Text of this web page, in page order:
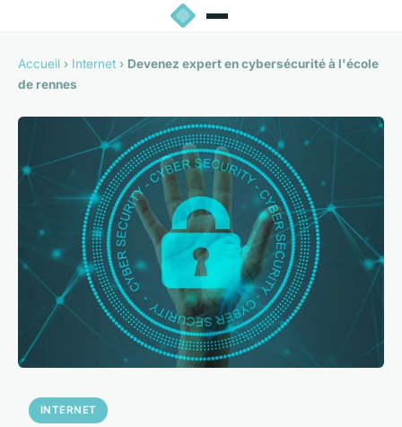
Accueil › Internet › Devenez expert en cybersécurité à l'école
de rennes
INTERNET